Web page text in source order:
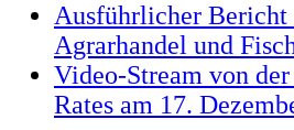
Ausführlicher Bericht
Agrarhandel und
Video-Stream von
Rates am 17.